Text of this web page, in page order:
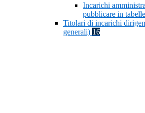
Incarichi
pubblicare in
Titolari di incarichi
generali) 16